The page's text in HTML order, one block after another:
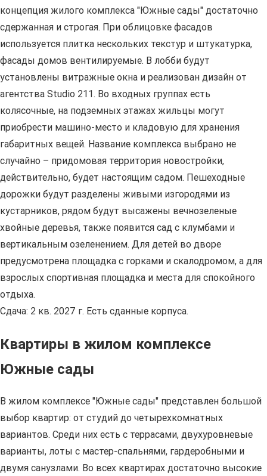
концепция жилого комплекса "Южные сады" достаточно
сдержанная и строгая. При облицовке фасадов
используется плитка нескольких текстур и штукатурка,
фасады домов вентилируемые. В лобби будут
установлены витражные окна и реализован дизайн от
агентства Studio 211. Во входных группах есть
колясочные, на подземных этажах жильцы могут
приобрести машино-место и кладовую для хранения
габаритных вещей. Название комплекса выбрано не
случайно – придомовая территория новостройки,
действительно, будет настоящим садом. Пешеходные
дорожки будут разделены живыми изгородями из
кустарников, рядом будут высажены вечнозеленые
хвойные деревья, также появится сад с клумбами и
вертикальным озеленением. Для детей во дворе
предусмотрена площадка с горками и скалодромом, а для
взрослых спортивная площадка и места для спокойного
отдыха.
Сдача: 2 кв. 2027 г. Есть сданные корпуса.
Квартиры в жилом комплексе
Южные сады
В жилом комплексе "Южные сады" представлен большой
выбор квартир: от студий до четырехкомнатных
вариантов. Среди них есть с террасами, двухуровневые
варианты, лоты с мастер-спальнями, гардеробными и
двумя санузлами. Во всех квартирах достаточно высокие